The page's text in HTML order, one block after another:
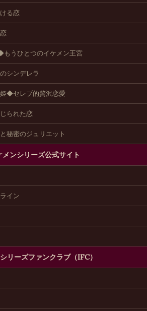
る恋
うひとつのイケメン王宮
シンデレラ
◆セレブ的贅沢恋愛
られた恋
秘密のジュリエット
メンシリーズ公式サイト
イン
リーズファンクラブ（IFC）